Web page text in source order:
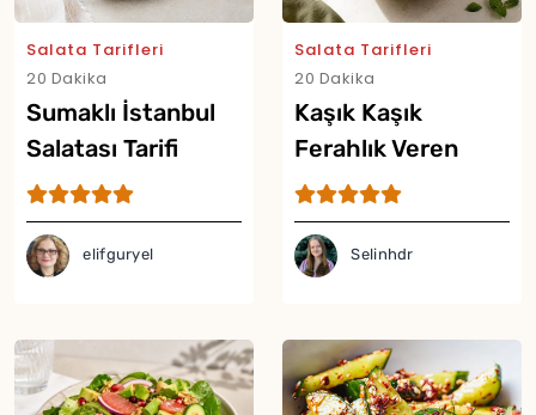
Salata Tarifleri
20 Dakika
Sumaklı İstanbul
Salatası Tarifi
elifguryel
Salata Tarifleri
20 Dakika
Kaşık Kaşık
Ferahlık Veren
Buzlu Salata Tarifi
Selinhdr